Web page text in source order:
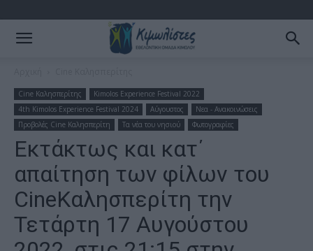
Cine Καλησπερίτης
Kimolos Experience Festival 2022
4th Kimolos Experience Festival 2024
Αύγουστος
Νεα - Ανακοινώσεις
Προβολές Cine Καλησπερίτη
Τα νέα του νησιού Φωτογραφίες
Εκτάκτως και κατ΄
απαίτηση των φίλων του
CineΚαλησπερίτη την
Τετάρτη 17 Αυγούστου